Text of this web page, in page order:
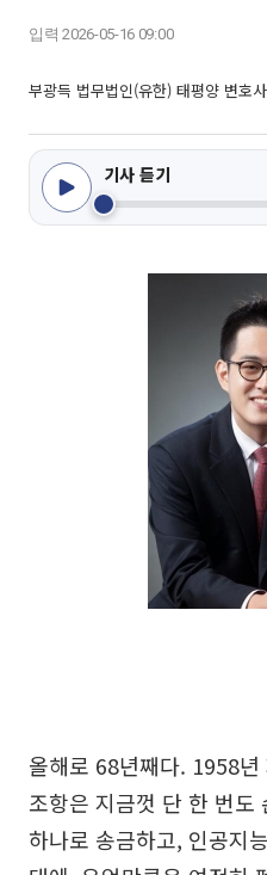
입력 2026-05-16 09:00
부광득 법무법인(유한) 태평양 변호사
기사 듣기
올해로 68년째다. 1958
조항은 지금껏 단 한 번도
하나로 송금하고, 인공지